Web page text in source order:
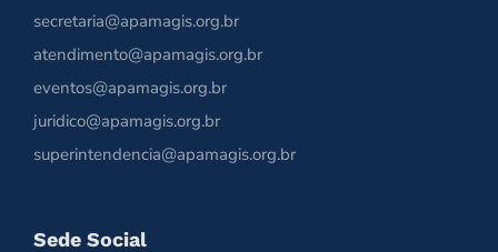
secretaria@apamagis.org.br
atendimento@apamagis.org.br
eventos@apamagis.org.br
juridico@apamagis.org.br
superintendencia@apamagis.org.br
Sede Social